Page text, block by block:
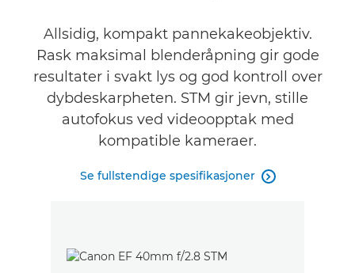
Allsidig, kompakt pannekakeobjektiv.
Rask maksimal blenderåpning gir gode
resultater i svakt lys og god kontroll over
dybdeskarpheten. STM gir jevn, stille
autofokus ved videoopptak med
kompatible kameraer.
Se fullstendige spesifikasjoner 